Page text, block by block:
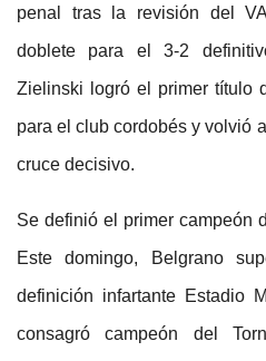
penal tras la revisión del
doblete para el 3-2
Zielinski logró el primer título
para el club cordobés y volvió
cruce decisivo.
Se definió el primer campeón
Este domingo, Belgrano
definición infartante Estadio
consagró campeón del